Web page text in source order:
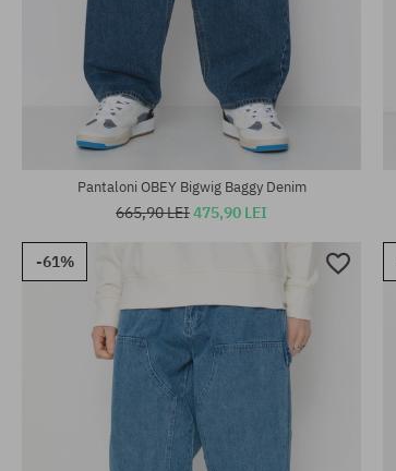
Mărimi existente:
S; M; L; XL
Pantaloni OBEY Bigwig Baggy Denim
665,90 LEI475,90 LEI
-61%